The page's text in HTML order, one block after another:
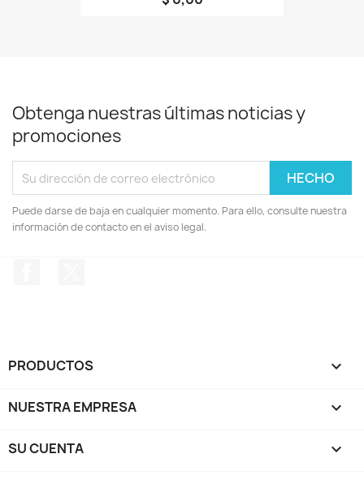
Obtenga nuestras últimas noticias y
promociones
Puede darse de baja en cualquier momento. Para ello, consulte nuestra
información de contacto en el aviso legal.
PRODUCTOS 
NUESTRA EMPRESA 
SU CUENTA 